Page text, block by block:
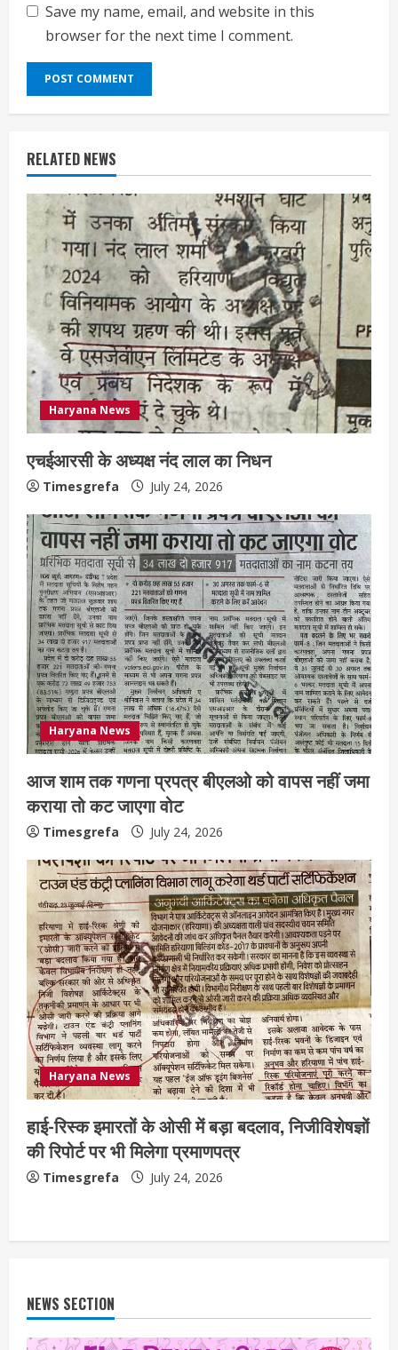
Save my name, email, and website in this
browser for the next time I comment.
RELATED NEWS
Haryana News
एचईआरसी के अध्यक्ष नंद लाल का निधन
Timesgrefa July 24, 2026
Haryana News
आज शाम तक गणना प्रपत्र बीएलओ को वापस नहीं जमा
कराया तो कट जाएगा वोट
Timesgrefa July 24, 2026
Haryana News
हाई-रिस्क इमारतों के ओसी में बड़ा बदलाव, निजीविशेषज्ञों
की रिपोर्ट पर भी मिलेगा प्रमाणपत्र
Timesgrefa July 24, 2026
NEWS SECTION